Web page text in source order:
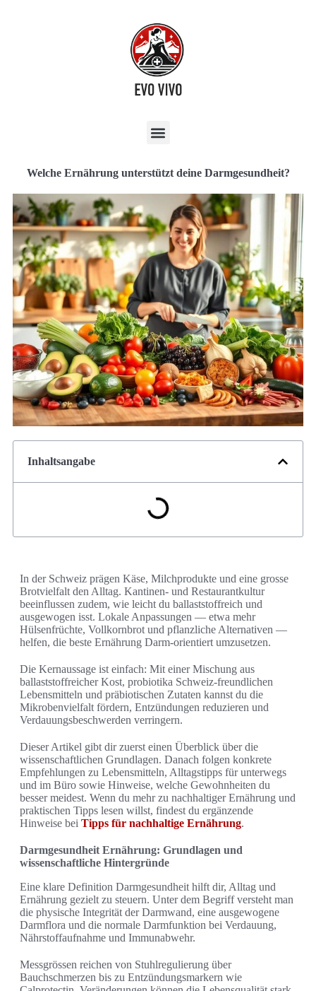
Welche Ernährung unterstützt deine Darmgesundheit?
Inhaltsangabe
In der Schweiz prägen Käse, Milchprodukte und eine grosse
Brotvielfalt den Alltag. Kantinen- und Restaurantkultur
beeinflussen zudem, wie leicht du ballaststoffreich und
ausgewogen isst. Lokale Anpassungen — etwa mehr
Hülsenfrüchte, Vollkornbrot und pflanzliche Alternativen —
helfen, die beste Ernährung Darm-orientiert umzusetzen.
Die Kernaussage ist einfach: Mit einer Mischung aus
ballaststoffreicher Kost, probiotika Schweiz-freundlichen
Lebensmitteln und präbiotischen Zutaten kannst du die
Mikrobenvielfalt fördern, Entzündungen reduzieren und
Verdauungsbeschwerden verringern.
Dieser Artikel gibt dir zuerst einen Überblick über die
wissenschaftlichen Grundlagen. Danach folgen konkrete
Empfehlungen zu Lebensmitteln, Alltagstipps für unterwegs
und im Büro sowie Hinweise, welche Gewohnheiten du
besser meidest. Wenn du mehr zu nachhaltiger Ernährung und
praktischen Tipps lesen willst, findest du ergänzende
Hinweise bei Tipps für nachhaltige Ernährung.
Darmgesundheit Ernährung: Grundlagen und
wissenschaftliche Hintergründe
Eine klare Definition Darmgesundheit hilft dir, Alltag und
Ernährung gezielt zu steuern. Unter dem Begriff versteht man
die physische Integrität der Darmwand, eine ausgewogene
Darmflora und die normale Darmfunktion bei Verdauung,
Nährstoffaufnahme und Immunabwehr.
Messgrössen reichen von Stuhlregulierung über
Bauchschmerzen bis zu Entzündungsmarkern wie